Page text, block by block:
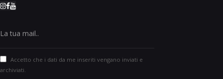
Accetto che i dati da me inseriti vengano inviati e
archiviati.